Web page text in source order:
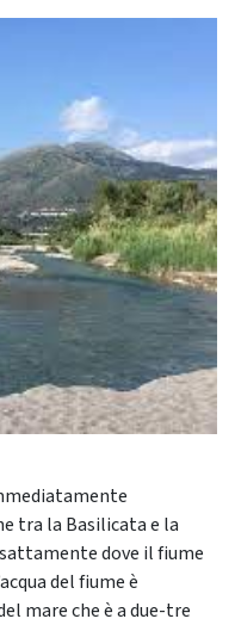
tra la Basilicata e la
dove il fiume
del fiume è
mare che è a due-tre